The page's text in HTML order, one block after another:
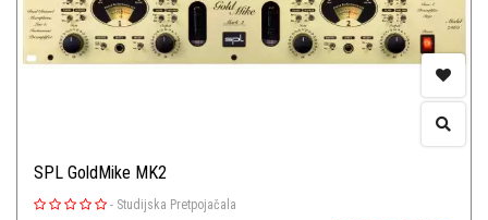
SPL GoldMike MK2
- Studijska Pretpojačala